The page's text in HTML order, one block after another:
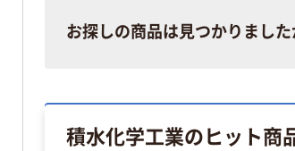
お探しの商品は見つかりました
積水化学工業のヒット商